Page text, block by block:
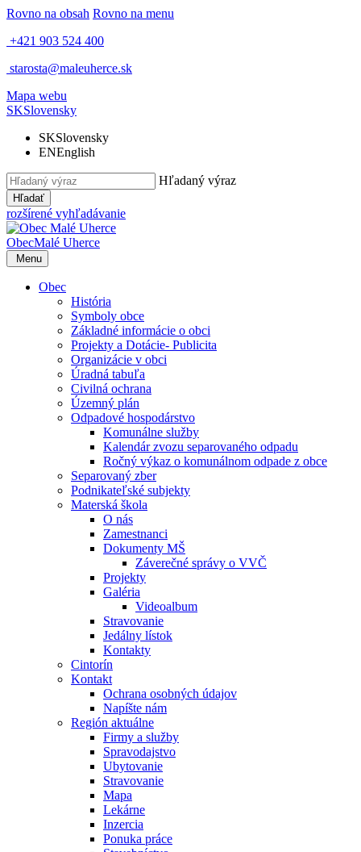
Rovno na obsah Rovno na menu
+421 903 524 400
starosta@maleuherce.sk
Mapa webu
SKSlovensky
SKSlovensky
ENEnglish
Hľadaný výraz
Hľadať
rozšírené vyhľadávanie
ObecMalé Uherce
Menu
Obec
História
Symboly obce
Základné informácie o obci
Projekty a Dotácie- Publicita
Organizácie v obci
Úradná tabuľa
Civilná ochrana
Územný plán
Odpadové hospodárstvo
Komunálne služby
Kalendár zvozu separovaného odpadu
Ročný výkaz o komunálnom odpade z obce
Separovaný zber
Podnikateľské subjekty
Materská škola
O nás
Zamestnanci
Dokumenty MŠ
Záverečné správy o VVČ
Projekty
Galéria
Videoalbum
Stravovanie
Jedálny lístok
Kontakty
Cintorín
Kontakt
Ochrana osobných údajov
Napíšte nám
Región aktuálne
Firmy a služby
Spravodajstvo
Ubytovanie
Stravovanie
Mapa
Lekárne
Inzercia
Ponuka práce